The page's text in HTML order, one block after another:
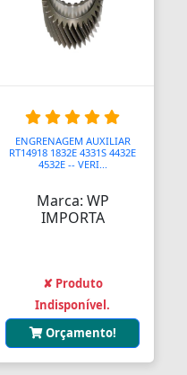
ENGRENAGEM AUXILIAR
RT14918 1832E 4331S 4432E
4532E -- VERI...
Marca: WP
IMPORTA
✘ Produto
Indisponível.
Orçamento!